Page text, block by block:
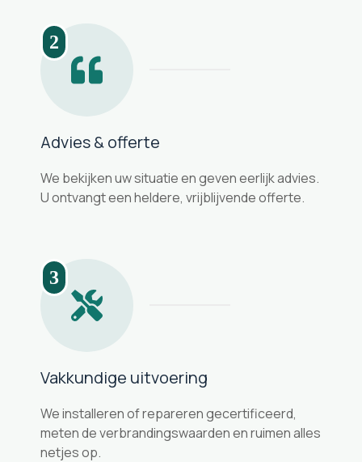
2
Advies & offerte
We bekijken uw situatie en geven eerlijk advies.
U ontvangt een heldere, vrijblijvende offerte.
3
Vakkundige uitvoering
We installeren of repareren gecertificeerd,
meten de verbrandingswaarden en ruimen alles
netjes op.